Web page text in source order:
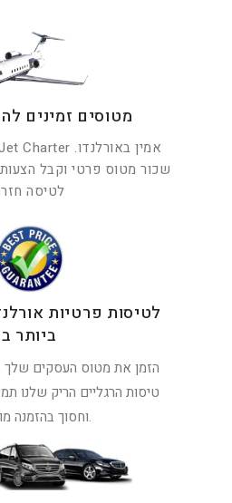
מטוסים זמינים
שכור מטוס פרטי וקבל
לטיסה
לטיסות פרטיות
ביותר ב
הזמן את מטוס העסקים שלך
טיסות הרגליים הריק שלנו
וחסוך בהזמנה מוקדמת.